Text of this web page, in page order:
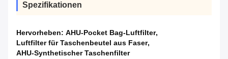
Spezifikationen
Hervorheben: AHU-Pocket Bag-Luftfilter,
Luftfilter für Taschenbeutel aus Faser,
AHU-Synthetischer Taschenfilter